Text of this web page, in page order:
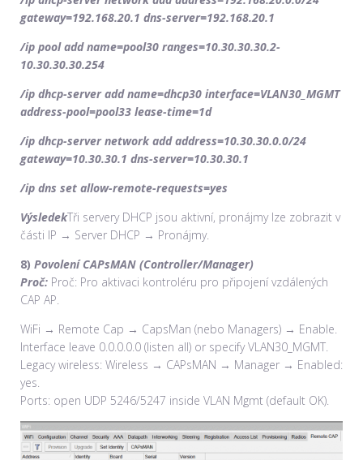
gateway=192.168.20.1 dns-server=192.168.20.1
/ip pool add name=pool30 ranges=10.30.30.30.2-
10.30.30.30.254
/ip dhcp-server add name=dhcp30 interface=VLAN30_MGMT
address-pool=pool33 lease-time=1d
/ip dhcp-server network add address=10.30.30.0.0/24
gateway=10.30.30.1 dns-server=10.30.30.1
/ip dns set allow-remote-requests=yes
VýsledekTři servery DHCP jsou aktivní, pronájmy lze zobrazit v
části IP → Server DHCP → Pronájmy.
8) Povolení CAPsMAN (Controller/Manager)
Proč: Proč: Pro aktivaci kontroléru pro připojení vzdálených
CAP AP.
WiFi → Remote Cap → CapsMan (nebo Managers) → Enable.
Interface leave 0.0.0.0.0 (listen all) or specify VLAN30_MGMT.
Legacy wireless: Wireless → CAPsMAN → Manager → Enabled:
yes.
Ports: open UDP 5246/5247 inside VLAN Mgmt (default OK).